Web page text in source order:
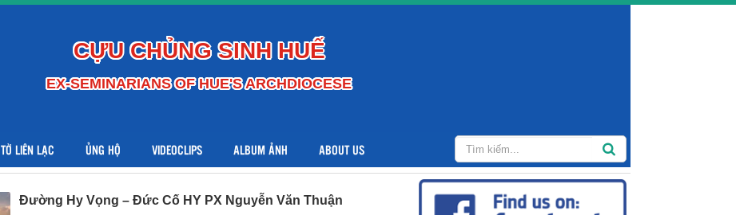
CỰU CHỦNG SINH HUẾ
EX-SEMINARIANS OF HUE'S ARCHDIOCESE
TỜ LIÊN LẠC ỦNG HỘ VIDEOCLIPS ALBUM ẢNH ABOUT US
Đường Hy Vọng – Đức Cố HY PX Nguyễn Văn Thuận